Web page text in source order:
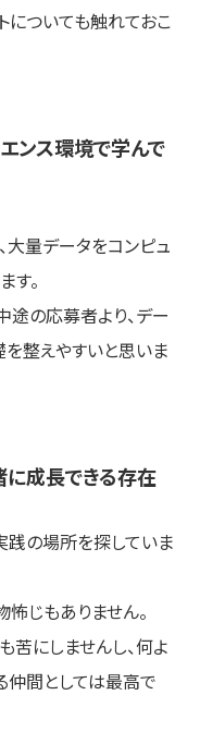
についても触れておこ
ンス環境で学んで
大量データをコンピュ
す。
の応募者より、デー
整えやすいと思いま
に成長できる存在
践の場所を探していま
じもありません。
にしませんし、何よ
仲間としては最高で